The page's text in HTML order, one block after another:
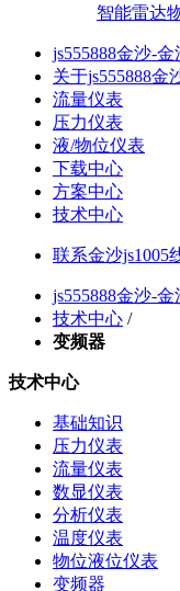
智能雷达
js555888金沙-金
关于js555888金
流量仪表
压力仪表
液/物位仪表
下载中心
方案中心
技术中心
联系金沙js1005
js555888金沙-金
技术中心 /
变频器
技术中心
基础知识
压力仪表
流量仪表
数显仪表
分析仪表
温度仪表
物位液位仪表
变频器